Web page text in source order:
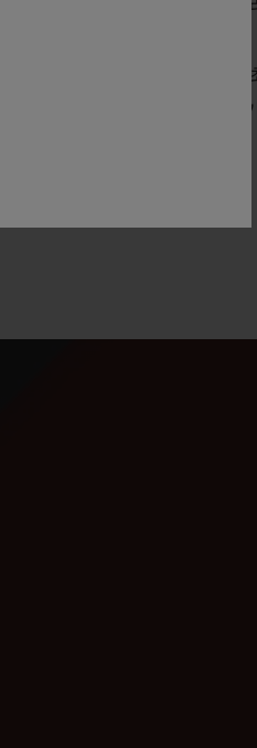
러를 개발했습니다. 주로
골드 합금은 폴리싱 및 새
냅니다. 위블로 시계에서는
두의 예상을 뛰어넘는 소재